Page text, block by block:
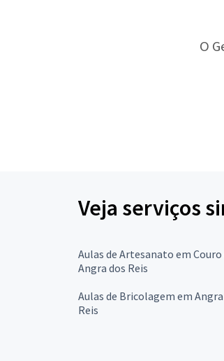
O
Veja serviços
Aulas de Artesanato em Couro
Angra dos Reis
Aulas de Bricolagem em
Reis